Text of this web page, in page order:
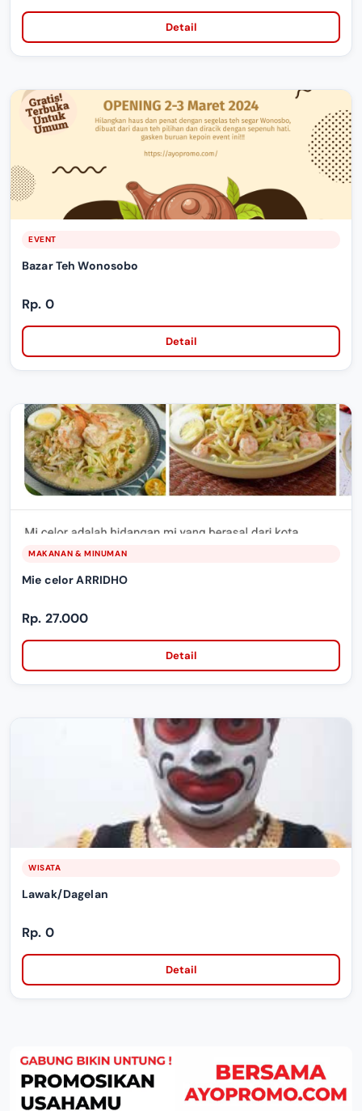
Detail
EVENT
Bazar Teh Wonosobo
Rp. 0
Detail
MAKANAN & MINUMAN
Mie celor ARRIDHO
Rp. 27.000
Detail
WISATA
Lawak/Dagelan
Rp. 0
Detail